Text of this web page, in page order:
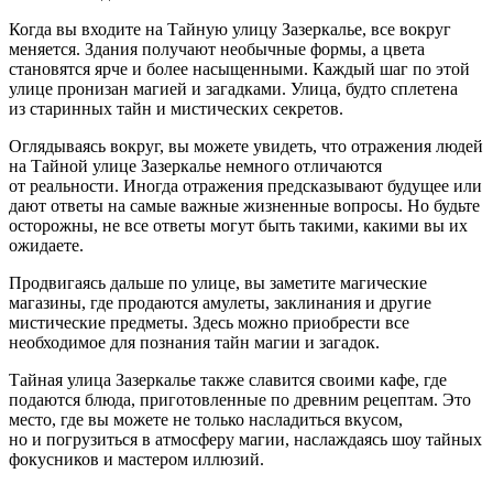
Когда вы входите на Тайную улицу Зазеркалье, все вокруг
меняется. Здания получают необычные формы, а цвета
становятся ярче и более насыщенными. Каждый шаг по этой
улице пронизан магией и загадками. Улица, будто сплетена
из старинных тайн и мистических секретов.
Оглядываясь вокруг, вы можете увидеть, что отражения людей
на Тайной улице Зазеркалье немного отличаются
от реальности. Иногда отражения предсказывают будущее или
дают ответы на самые важные жизненные вопросы. Но будьте
осторожны, не все ответы могут быть такими, какими вы их
ожидаете.
Продвигаясь дальше по улице, вы заметите магические
магазины, где продаются амулеты, заклинания и другие
мистические предметы. Здесь можно приобрести все
необходимое для познания тайн магии и загадок.
Тайная улица Зазеркалье также славится своими кафе, где
подаются блюда, приготовленные по древним рецептам. Это
место, где вы можете не только насладиться вкусом,
но и погрузиться в атмосферу магии, наслаждаясь шоу тайных
фокусников и мастером иллюзий.